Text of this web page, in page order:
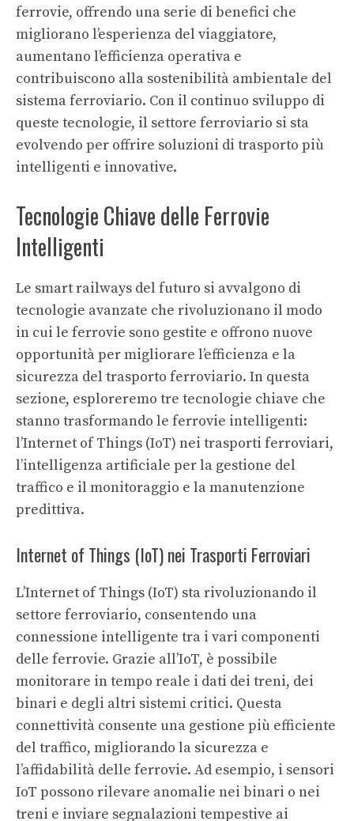
ferrovie, offrendo una serie di benefici che
migliorano l’esperienza del viaggiatore,
aumentano l’efficienza operativa e
contribuiscono alla sostenibilità ambientale del
sistema ferroviario. Con il continuo sviluppo di
queste tecnologie, il settore ferroviario si sta
evolvendo per offrire soluzioni di trasporto più
intelligenti e innovative.
Tecnologie Chiave delle Ferrovie
Intelligenti
Le smart railways del futuro si avvalgono di
tecnologie avanzate che rivoluzionano il modo
in cui le ferrovie sono gestite e offrono nuove
opportunità per migliorare l’efficienza e la
sicurezza del trasporto ferroviario. In questa
sezione, esploreremo tre tecnologie chiave che
stanno trasformando le ferrovie intelligenti:
l’Internet of Things (IoT) nei trasporti ferroviari,
l’intelligenza artificiale per la gestione del
traffico e il monitoraggio e la manutenzione
predittiva.
Internet of Things (IoT) nei Trasporti Ferroviari
L’Internet of Things (IoT) sta rivoluzionando il
settore ferroviario, consentendo una
connessione intelligente tra i vari componenti
delle ferrovie. Grazie all’IoT, è possibile
monitorare in tempo reale i dati dei treni, dei
binari e degli altri sistemi critici. Questa
connettività consente una gestione più efficiente
del traffico, migliorando la sicurezza e
l’affidabilità delle ferrovie. Ad esempio, i sensori
IoT possono rilevare anomalie nei binari o nei
treni e inviare segnalazioni tempestive ai